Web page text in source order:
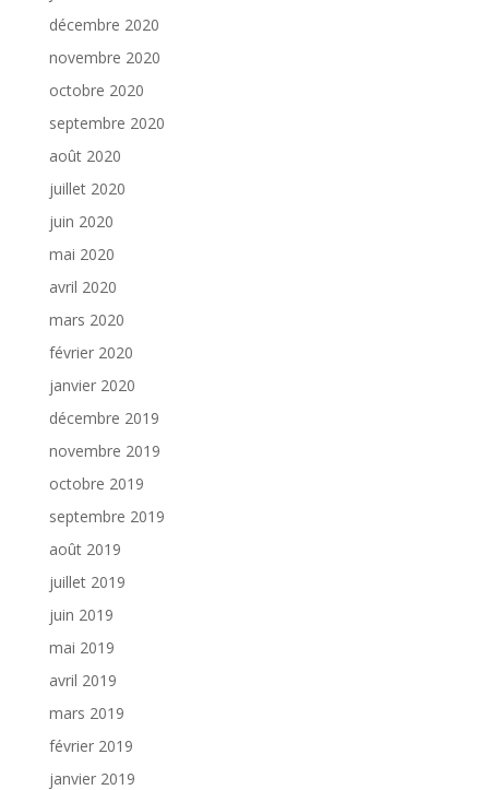
décembre 2020
novembre 2020
octobre 2020
septembre 2020
août 2020
juillet 2020
juin 2020
mai 2020
avril 2020
mars 2020
février 2020
janvier 2020
décembre 2019
novembre 2019
octobre 2019
septembre 2019
août 2019
juillet 2019
juin 2019
mai 2019
avril 2019
mars 2019
février 2019
janvier 2019